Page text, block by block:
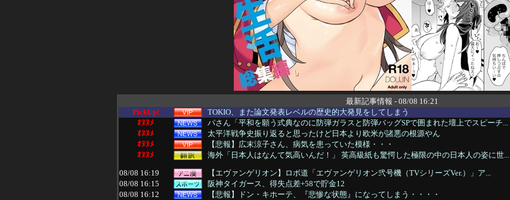
最新記事情報 - 08/08 16:21
PickUp!
TOKIO、また論文発表レベルの歴史的大発見をしてしまう
ｵﾇﾇﾒ
パさん「平和を願う式典なのに防弾ガラスと防弾バッグSPで囲まれた壇上でスピーチ...
ｵﾇﾇﾒ
太平洋戦争史振り返ると思ったけど日本より欧米が諸悪の根源やん
ｵﾇﾇﾒ
【悲報】広末涼子さん、病気を患っていた模様・・・
ｵﾇﾇﾒ
海外「日本人はなんて気高いんだ！」 英高級紙も驚愕した極限の中の日本人の姿に世...
08/08 16:19
【エヴァンゲリオン】ロボ道「エヴァンゲリオン弐号機（TVシリーズVer.）」ア...
08/08 16:15
阪神タイガース、得失点差+58で貯金12
08/08 16:12
【悲報】ドン・キホーテ、『悲惨な状態』になってしまう・・・・